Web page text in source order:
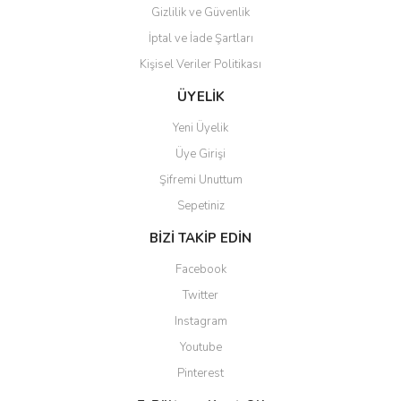
Gönder
Gizlilik ve Güvenlik
İptal ve İade Şartları
Kişisel Veriler Politikası
ÜYELİK
Yeni Üyelik
Üye Girişi
Şifremi Unuttum
Sepetiniz
BİZİ TAKİP EDİN
Facebook
Twitter
Instagram
Youtube
Pinterest